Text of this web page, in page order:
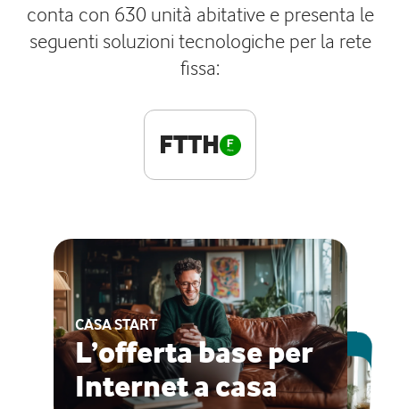
conta con 630 unità abitative e presenta le
seguenti soluzioni tecnologiche per la rete
fissa:
FTTH
CASA START
L’offerta base per
Internet a casa
ESCLUSIVA ONLINE